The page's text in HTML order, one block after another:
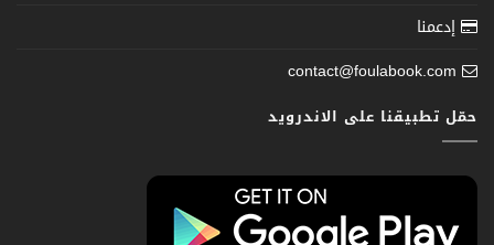
إدعمنا
contact@foulabook.com
حمّل تطبيقنا على الاندرويد